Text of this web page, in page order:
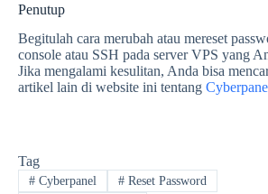
Penutup
Begitulah cara merubah atau mereset
console atau SSH pada server VPS yang
Jika mengalami kesulitan, Anda bisa
artikel lain di website ini tentang
Tag
#Cyberpanel #Reset Password